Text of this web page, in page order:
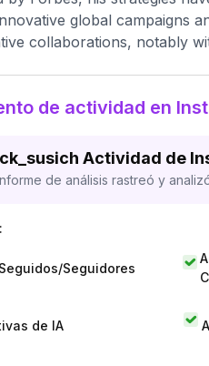
global campaigns
collaborations, notably
de actividad en
Actividad de
de análisis rastreó y
Seguidores
de IA